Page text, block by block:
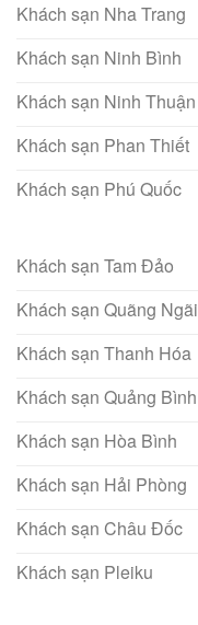
Khách sạn Nha Trang
Khách sạn Ninh Bình
Khách sạn Ninh Thuận
Khách sạn Phan Thiết
Khách sạn Phú Quốc
Khách sạn Tam Đảo
Khách sạn Quãng Ngãi
Khách sạn Thanh Hóa
Khách sạn Quảng Bình
Khách sạn Hòa Bình
Khách sạn Hải Phòng
Khách sạn Châu Đốc
Khách sạn Pleiku